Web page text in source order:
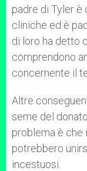
padre di Tyler è
cliniche ed è
di loro ha detto
comprendono
concernente il
Altre
seme del
problema è che
potrebbero
incestuosi.